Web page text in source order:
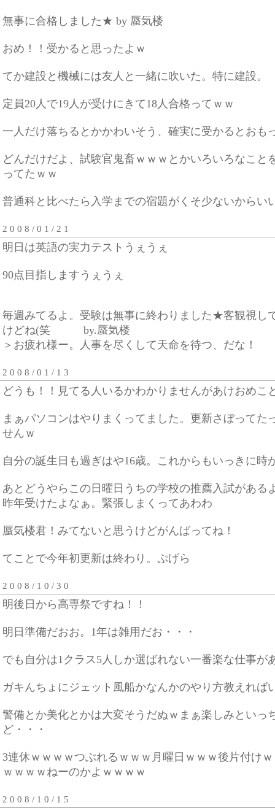
無事に合格しました★ by 蜃気楼
おめ！！受かると思ったよｗ
てか建設と機械には友人と一緒に吹いた。特に建設。
定員20人で19人が受けにきて18人合格ってｗｗ
一人だけ落ちるとかかわいそう、確実に受かるとおも
どんだけだよ、試験官鬼畜ｗｗｗとかいろいろなこと
ってたｗｗ
普通科と比べたら入学までの宿題がくそ少ないからい
2 0 0 8 / 0 1 / 2 1
明日は英語の実力テストうぇうぇ
90点目指しますうぇうぇ
毎週みてるよ。受験は無事に終わりました★客観視し
けどね(笑 by.蜃気楼
＞お疲れ様ー。人事を尽くして天命を待つ、だな！
2 0 0 8 / 0 1 / 1 3
どうも！！見てる人いるかわかりませんがあけおめこ
まぁパソコンはやりまくってました。更新さぼってた
せんｗ
自分の誕生日も過ぎはや16歳。これからもいっきに時
あとどうやらこの日曜日うちの学校の推薦入試がある
昨年受けたよなぁ。緊張しまくってあわわ
蜃気楼君！みてないと思うけどがんばってね！
てことで今年初更新は終わり。ぷげら
2 0 0 8 / 1 0 / 3 0
明後日から高専祭ですね！！
明日準備だおお。1年は雑用だお・・・
でも自分は1クラス5人しか選ばれない一番楽な仕事が
ガキんちょにジェット風船かなんかのやり方教えれば
警備とか美化とかは大変そうだぬｗまぁ楽しみといっ
ど・・・
3連休ｗｗｗｗつぶれるｗｗｗ月曜日ｗｗｗ後片付け
ｗｗｗｗねーのかよｗｗｗｗ
2 0 0 8 / 1 0 / 1 5